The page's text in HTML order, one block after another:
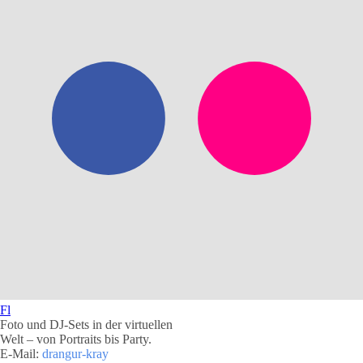
Fl
Foto und DJ-Sets in der virtuellen
Welt – von Portraits bis Party.
E-Mail: drangur-kray